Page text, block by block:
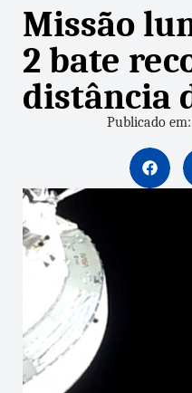
Missão
2 bate
distância
Publicado